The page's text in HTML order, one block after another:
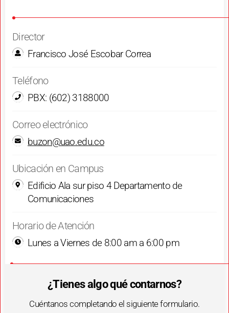
Director
Francisco José Escobar Correa
Teléfono
PBX: (602) 3188000
Correo electrónico
buzon@uao.edu.co
Ubicación en Campus
Edificio Ala sur piso 4 Departamento de
Comunicaciones
Horario de Atención
Lunes a Viernes de 8:00 am a 6:00 pm
¿Tienes algo qué contarnos?
Cuéntanos completando el siguiente formulario.